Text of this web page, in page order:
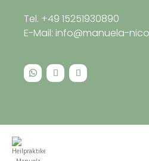
Tel. +49 15251930890
E-Mail: info@manuela-